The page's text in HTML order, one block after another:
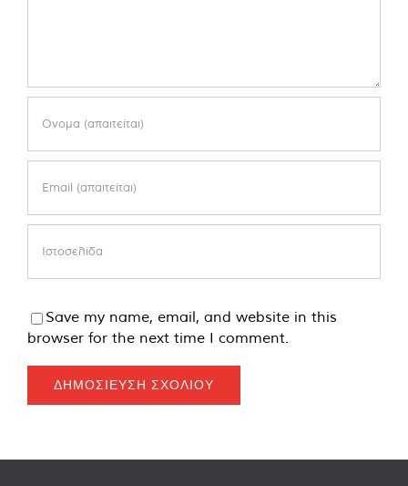
Save my name, email, and website in this
browser for the next time I comment.